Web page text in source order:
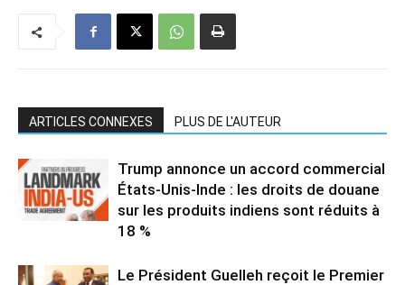
ARTICLES CONNEXES PLUS DE L'AUTEUR
Trump annonce un accord commercial
États-Unis-Inde : les droits de douane
sur les produits indiens sont réduits à
18 %
Le Président Guelleh reçoit le Premier